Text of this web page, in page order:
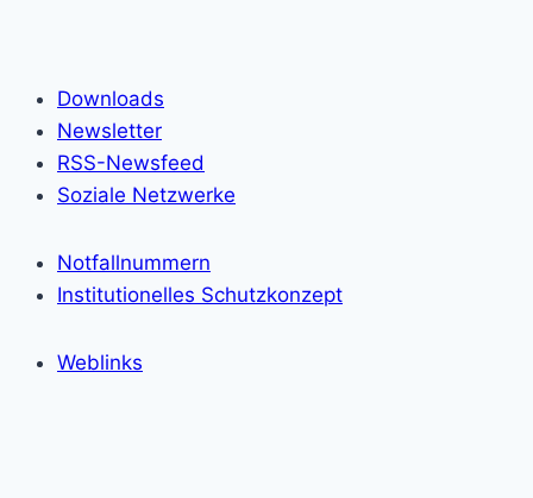
Downloads
Newsletter
RSS-Newsfeed
Soziale Netzwerke
Notfallnummern
Institutionelles Schutzkonzept
Weblinks